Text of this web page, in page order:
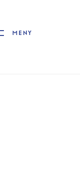
MENY